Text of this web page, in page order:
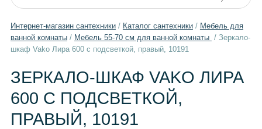
Интернет-магазин сантехники/ Каталог сантехники/ Мебель для
ванной комнаты/ Мебель 55-70 см для ванной комнаты / Зеркало-
шкаф Vako Лира 600 с подсветкой, правый, 10191
ЗЕРКАЛО-ШКАФ VAKO ЛИРА
600 С ПОДСВЕТКОЙ,
ПРАВЫЙ, 10191